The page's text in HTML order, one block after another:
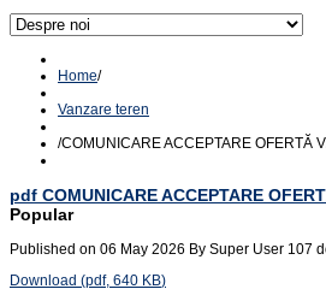
Home/
Vanzare teren
/COMUNICARE ACCEPTARE OFERTĂ
pdf COMUNICARE ACCEPTARE
Popular
Published on 06 May 2026 By Super User 107
Download (pdf, 640 KB)